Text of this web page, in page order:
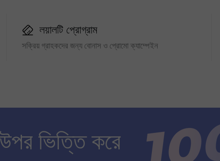
লয়ালটি প্রোগ্রাম
সক্রিয় গ্রাহকদের জন্য বোনাস ও প্রোমো ক্যাম্পেইন
ভিত্তি করে